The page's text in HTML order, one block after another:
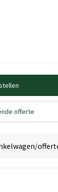
offerte